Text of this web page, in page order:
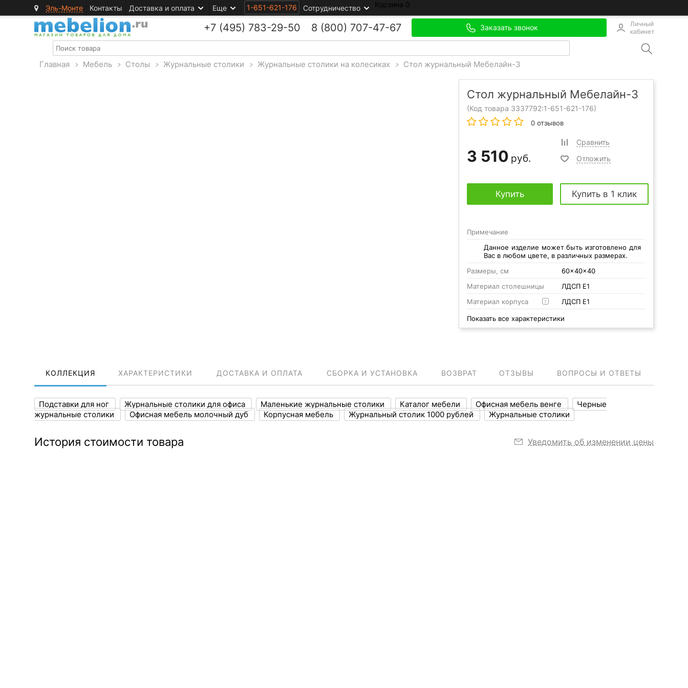
Эль-Монте Контакты Доставка и оплата Еще 1-651-621-176 Сотрудничество Корзина 0
+7 (495) 783-29-50 8 (800) 707-47-67 Заказать звонок
Личный
кабинет
Главная > Мебель > Столы > Журнальные столики > Журнальные столики на колесиках > Стол журнальный Мебелайн-3
Стол журнальный Мебелайн-3
(Код товара 3337792:1-651-621-176)
0 отзывов
3 510 руб.
Сравнить
Отложить
Купить Купить в 1 клик
Примечание
Данное изделие может быть изготовлено для
Вас в любом цвете, в различных размерах.
Размеры, см
60x40x40
Материал столешницы
ЛДСП Е1
Материал корпуса
? ЛДСП Е1
Показать все характеристики
КОЛЛЕКЦИЯ ХАРАКТЕРИСТИКИ ДОСТАВКА И ОПЛАТА СБОРКА И УСТАНОВКА ВОЗВРАТ ОТЗЫВЫ ВОПРОСЫ И ОТВЕТЫ
Подставки для ног Журнальные столики для офиса Маленькие журнальные столики Каталог мебели Офисная мебель венге
Черные
журнальные столики
Офисная мебель молочный дуб Корпусная мебель Журнальный столик 1000 рублей Журнальные столики
История стоимости товара Уведомить об изменении цены